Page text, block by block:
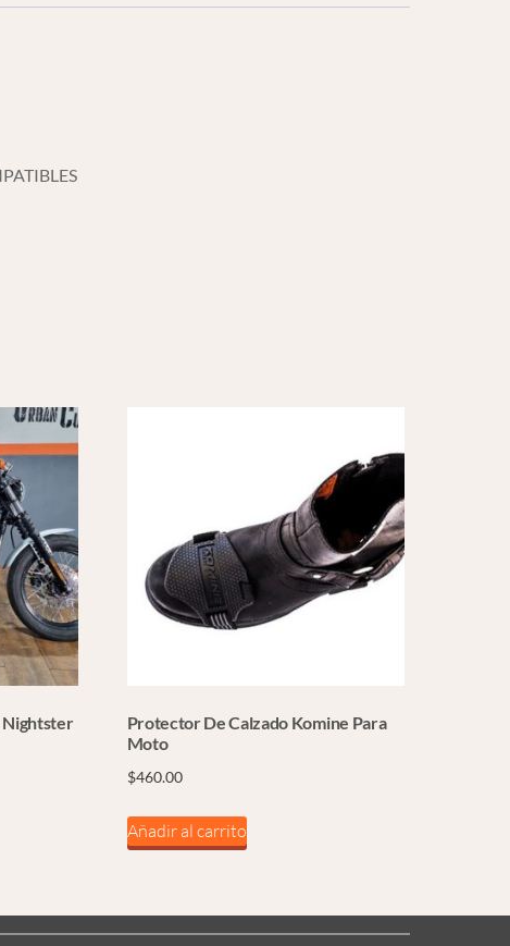
Nightster
Protector De Calzado Komine Para
Moto
$460.00
Añadir al carrito